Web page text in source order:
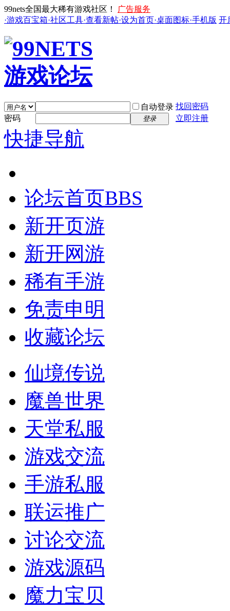
99nets全国最大稀有游戏社区！
广告服务
·游戏百宝箱·社区工具·查看新帖·设为首页·桌面图标·手机版 开
自动登录 找回密码
密码
登录 立即注册
快捷导航
论坛首页BBS
新开页游
新开网游
稀有手游
免责申明
收藏论坛
仙境传说
魔兽世界
天堂私服
游戏交流
手游私服
联运推广
讨论交流
游戏源码
魔力宝贝